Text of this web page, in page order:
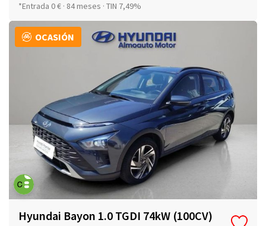
*Entrada 0 € · 84 meses · TIN 7,49%
OCASIÓN
Hyundai Bayon 1.0 TGDI 74kW (100CV)